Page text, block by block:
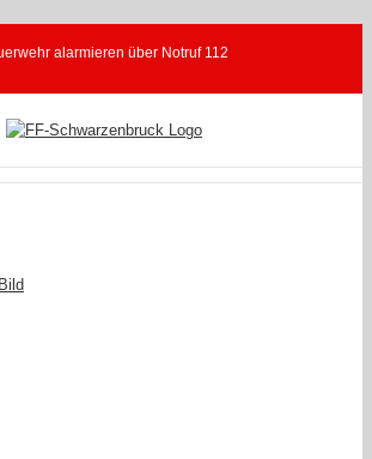
alarmieren über Notruf 112